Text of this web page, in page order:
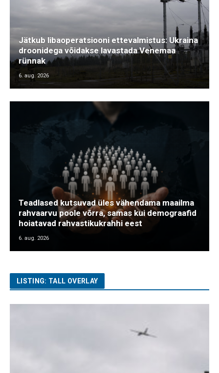
Jätkub libaoperatsiooni ettevalmistus: Ukraina
droonidega võidakse lavastada Venemaa
rünnak
6. aug. 2026
Teadlased kutsuvad üles vähendama maailma
rahvaarvu poole võrra, samas kui demograafid
hoiatavad rahvastikukrahhi eest
6. aug. 2026
LISTING: TALL OVERLAY